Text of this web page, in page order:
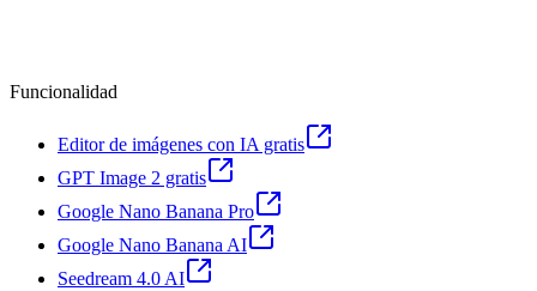
Funcionalidad
Editor de imágenes con IA gratis
GPT Image 2 gratis
Google Nano Banana Pro
Google Nano Banana AI
Seedream 4.0 AI